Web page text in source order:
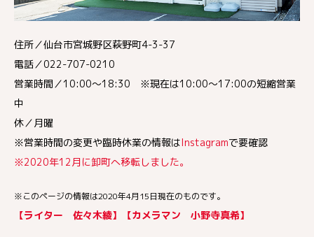
住所／仙台市宮城野区萩野町4-3-37
電話／022-707-0210
営業時間／10:00～18:30 ※現在は10:00～17:00の短縮営業
中
休／月曜
※営業時間の変更や臨時休業の情報はInstagramで要確認
※2020年12月に卸町へ移転しました。
※このページの情報は2020年4月15日現在のものです。
【ライター 佐々木綾】【カメラマン 小野寺真希】